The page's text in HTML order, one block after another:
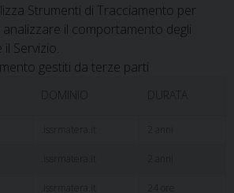
Strumenti di Tracciamento per
il comportamento degli
Servizio.
gestiti da terze parti
DOMINIO DURATA
.issrmatera.it 2 anni
.issrmatera.it 24 ore